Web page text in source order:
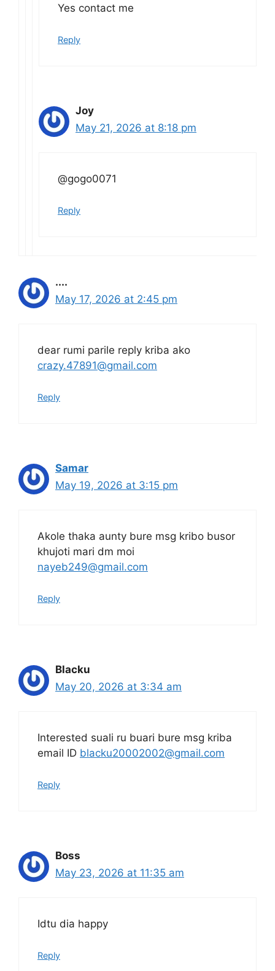
Yes contact me
Reply
Joy
May 21, 2026 at 8:18 pm
@gogo0071
Reply
....
May 17, 2026 at 2:45 pm
dear rumi parile reply kriba ako
crazy.47891@gmail.com
Reply
Samar
May 19, 2026 at 3:15 pm
Akole thaka aunty bure msg kribo busor
khujoti mari dm moi
nayeb249@gmail.com
Reply
Blacku
May 20, 2026 at 3:34 am
Interested suali ru buari bure msg kriba
email ID blacku20002002@gmail.com
Reply
Boss
May 23, 2026 at 11:35 am
Idtu dia happy
Reply